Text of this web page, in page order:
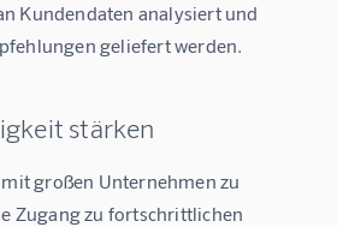
Kundendaten analysiert und
geliefert werden.
stärken
großen Unternehmen zu
Zugang zu fortschrittlichen